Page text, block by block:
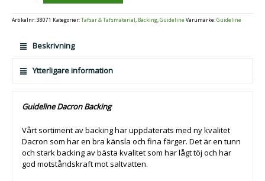
Artikelnr:38071 Kategorier:Tafsar & Tafsmaterial, Backing,Guideline Varumärke:Guideline
Beskrivning
Ytterligare information
Guideline Dacron Backing
Vårt sortiment av backing har uppdaterats med ny kvalitet
Dacron som har en bra känsla och fina färger. Det är en tunn
och stark backing av bästa kvalitet som har lågt töj och har
god motståndskraft mot saltvatten.